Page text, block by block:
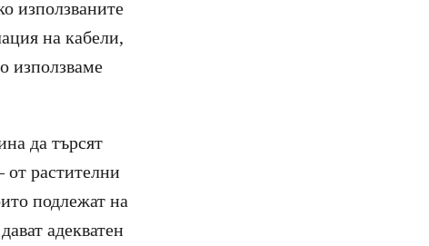
използваните
на кабели,
използваме
да търсят
от растителни
подлежат на
адекватен